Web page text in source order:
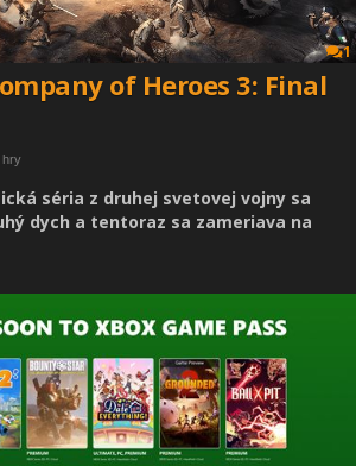
1
of Heroes 3: Final
hry
séria z druhej svetovej vojny sa
dych a tentoraz sa zameriava na